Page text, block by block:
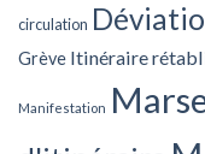
circulation
Grève Itinéraire
Manifestation